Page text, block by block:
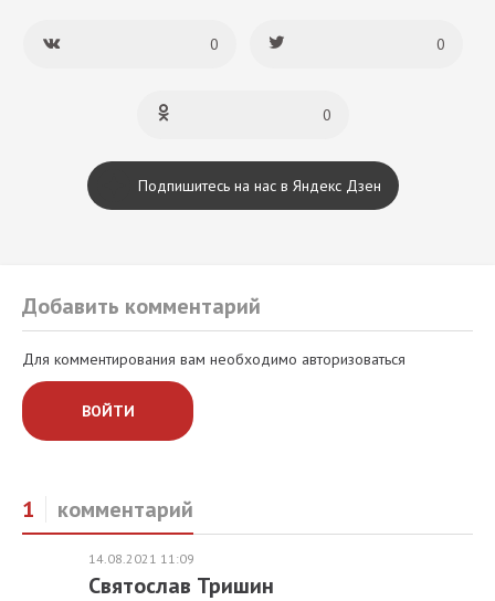
0 0
0
Подпишитесь на нас в Яндекс Дзен
Добавить комментарий
Для комментирования вам необходимо авторизоваться
ВОЙТИ
1 комментарий
14.08.2021 11:09
Святослав Тришин